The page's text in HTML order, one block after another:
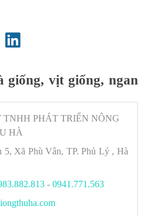
giống, vịt giống, ngan
TNHH PHÁT TRIỂN NÔNG
HÀ
5, Xã Phù Vân, TP. Phủ Lý , Hà
- 0941.771.563